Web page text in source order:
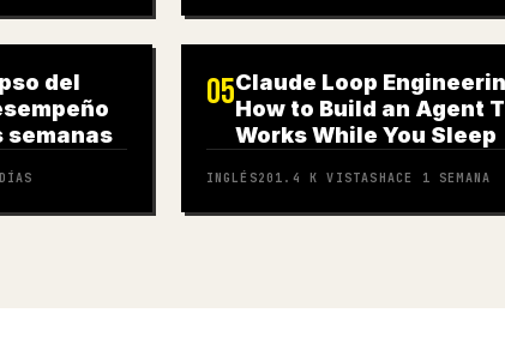
del
semanas
05Claude Loop
How to Build an Agent
Works While You Sleep
INGLÉS201.4 K VISTASHACE 1 SEMANA